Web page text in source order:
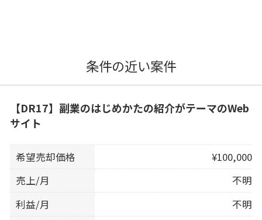
条件の近い案件
【DR17】副業のはじめかたの紹介がテーマのWeb
サイト
希望売却価格
¥100,000
売上/月
不明
利益/月
不明